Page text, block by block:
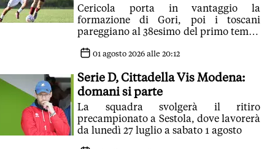
Cericola porta in vantaggio la
formazione di Gori, poi i toscani
pareggiano al 38esimo del primo tempo
01 agosto 2026 alle 20:12
Serie D, Cittadella Vis Modena:
domani si parte
La squadra svolgerà il ritiro
precampionato a Sestola, dove lavorerà
da lunedì 27 luglio a sabato 1 agosto